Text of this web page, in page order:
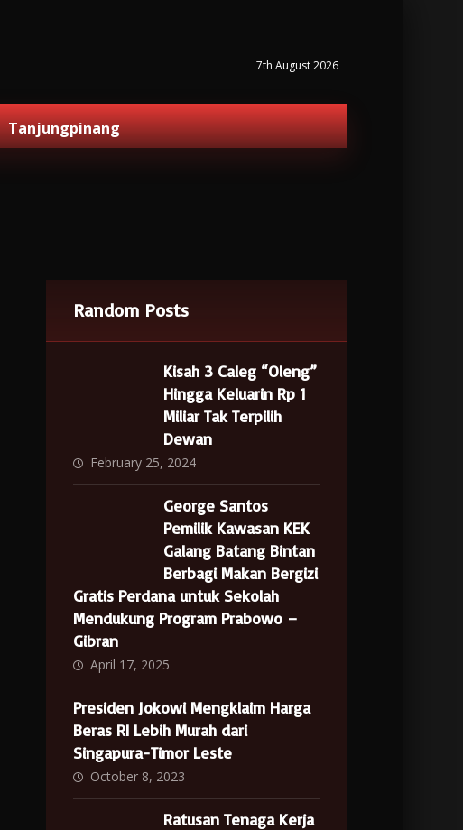
7th August 2026
Tanjungpinang
Random Posts
Kisah 3 Caleg “Oleng”
Hingga Keluarin Rp 1
Miliar Tak Terpilih
Dewan
February 25, 2024
George Santos
Pemilik Kawasan KEK
Galang Batang Bintan
Berbagi Makan Bergizi
Gratis Perdana untuk Sekolah
Mendukung Program Prabowo –
Gibran
April 17, 2025
Presiden Jokowi Mengklaim Harga
Beras RI Lebih Murah dari
Singapura-Timor Leste
October 8, 2023
Ratusan Tenaga Kerja